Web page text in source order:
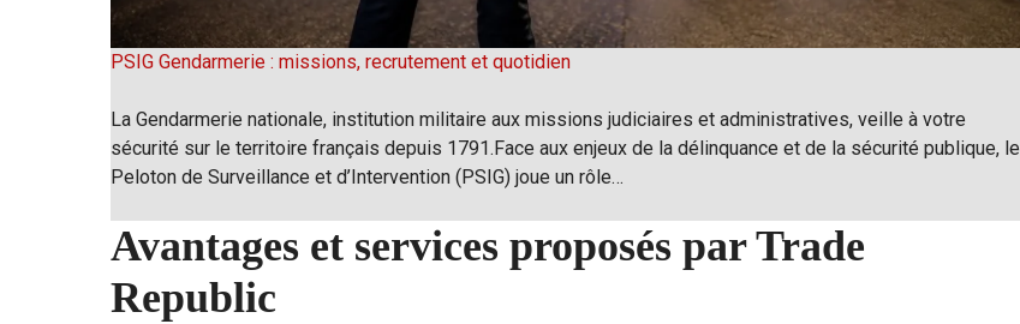
PSIG Gendarmerie : missions, recrutement et quotidien
La Gendarmerie nationale, institution militaire aux missions judiciaires et administratives, veille à votre
sécurité sur le territoire français depuis 1791.Face aux enjeux de la délinquance et de la sécurité publique, le
Peloton de Surveillance et d’Intervention (PSIG) joue un rôle…
Avantages et services proposés par Trade
Republic